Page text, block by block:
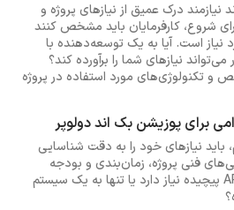
درک عمیق از نیازهای پروژه و
شروع، کارفرمایان باید مشخص کنند
نیاز است. آیا به یک توسعه‌دهنده با
می‌تواند نیازهای شما را برآورده کند؟
تکنولوژی‌های مورد استفاده در پروژه
باید نیازهای خود را به دقت شناسایی
فنی پروژه، زمان‌بندی و بودجه
است. آیا پروژه شما به یک API پیچیده نیاز دارد یا تنها به یک سیستم